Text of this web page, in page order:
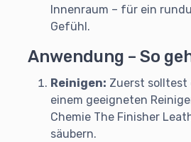
Innenraum – für ein
Gefühl.
Anwendung – So
Reinigen: Zuerst solltest
einem geeigneten
Chemie The Finisher
säubern.